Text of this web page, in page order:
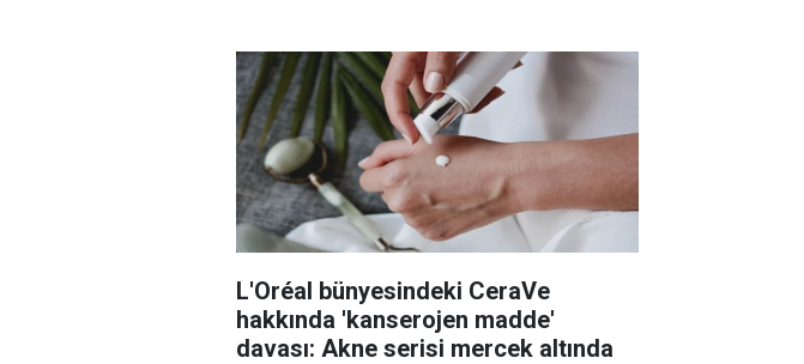
L'Oréal bünyesindeki CeraVe
hakkında 'kanserojen madde'
davası: Akne serisi mercek altında